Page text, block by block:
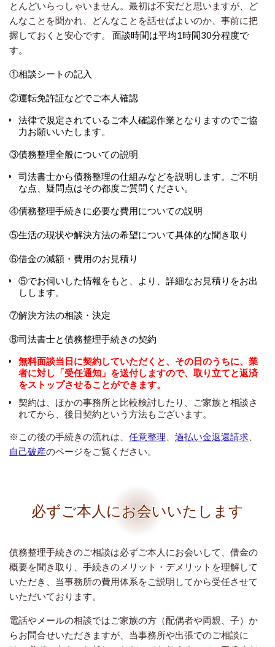
とんどいらっしゃいません。最初は不安だと思いますが、ど
んなことを聞かれ、どんなことを話せばよいのか、事前に把
握しておくと安心です。 面談時間は平均1時間30分程度で
す。
①相談シートの記入
②運転免許証などでご本人確認
法律で規定されているご本人確認作業となりますのでご協
力お願いいたします。
③債務整理全般についての説明
司法書士から債務整理の仕組みなどを説明します。ご不明
な点、疑問点はその都度ご質問ください。
④債務整理手続きに必要な費用についての説明
⑤生活の現状や解決方法の希望について具体的な聞き取り
⑥借金の減額・費用のお見積り
⑤でお伺いした情報をもと、より、詳細なお見積りをお出
しします。
⑦解決方法の相談・決定
⑧司法書士と債務整理手続きの契約
無料面談当日に契約していただくと、その日のうちに、業
者に対し「受任通知」を送付しますので、取り立てと返済
をストップさせることができます。
契約は、ほかの事務所と比較検討したり、ご家族と相談さ
れてから、後日契約という方法もございます。
※この後の手続きの流れは、 任意整理 過払い金返還請求
自己破産のページをご覧ください。
必ずご本人にお会いいたします
債務整理手続きのご相談は必ずご本人にお会いして、借金の
概要を聞き取り、手続きのメリット・デメリットを理解して
いただき、当事務所の費用体系をご説明してから受任させて
いただいております。
電話やメールの相談ではご家族の方（配偶者や両親、子）か
らお問合せいただきますが、当事務所や出張でのご相談に